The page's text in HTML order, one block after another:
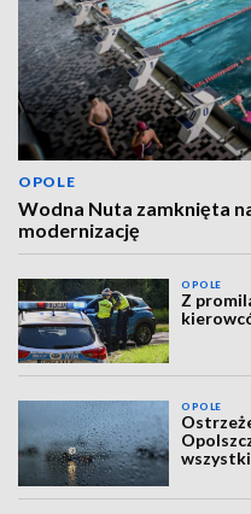
OPOLE
Wodna Nuta zamknięta
modernizację
OPOLE
Z
OPOLE